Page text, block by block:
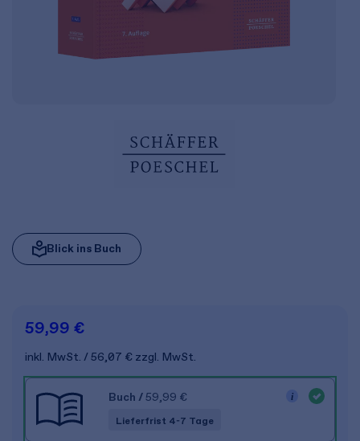
Blick ins Buch
59,99 €
inkl. MwSt. 56,07 € zzgl. MwSt.
Buch / 59,99 €
Lieferfrist 4-7 Tage